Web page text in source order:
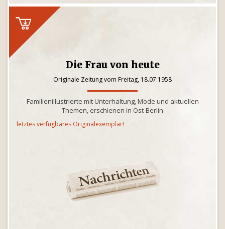
Die Frau von heute
Originale Zeitung vom Freitag, 18.07.1958
Familienillustrierte mit Unterhaltung, Mode und aktuellen
Themen, erschienen in Ost-Berlin
letztes verfügbares Originalexemplar!